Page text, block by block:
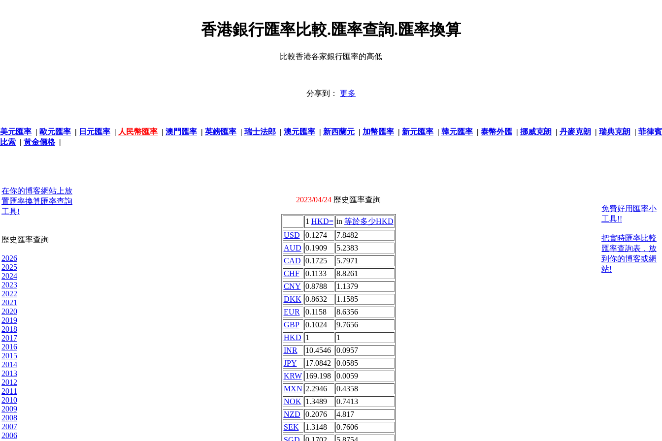
香港銀行匯率比較.匯率查詢.匯率換算
比較香港各家銀行匯率的高低
分享到： 更多
美元匯率 | 歐元匯率 | 日元匯率 | 人民幣匯率 | 澳門匯率 | 英鎊匯率 | 瑞士法郎 | 澳元匯率 | 新西蘭元 | 加幣匯率 | 新元匯率 | 韓元匯率 | 泰幣外匯 | 挪威克朗 | 丹麥克朗 | 瑞典克朗 | 菲律賓
比索 | 黃金價格|
在你的博客網站上放
置匯率換算匯率查詢
工具!
歷史匯率查詢
2026
2025
2024
2023
2022
2021
2020
2019
2018
2017
2016
2015
2014
2013
2012
2011
2010
2009
2008
2007
2006
2023/04/24 歷史匯率查詢
1 HKD= in 等於多少HKD
USD
0.1274
7.8482
AUD 0.1909
5.2383
CAD 0.1725
5.7971
CHF
0.1133
8.8261
CNY 0.8788
1.1379
DKK 0.8632
1.1585
EUR
0.1158
8.6356
GBP
0.1024
9.7656
HKD 1
1
INR
10.4546
0.0957
JPY
17.0842
0.0585
KRW 169.198
0.0059
MXN 2.2946
0.4358
NOK 1.3489
0.7413
NZD
0.2076
4.817
SEK
1.3148
0.7606
免費好用匯率小
工具!!
把實時匯率比較
匯率查詢表，放
到你的博客或網
站!